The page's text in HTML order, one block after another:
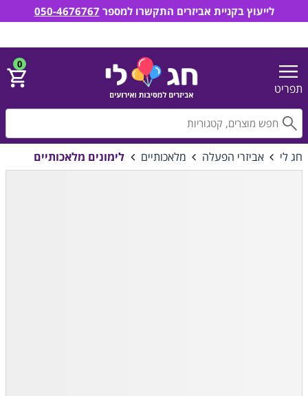
תפריט
0
חג לי אביזרי הפעלה מלאכותיים לימונים מלאכותיים
לייעוץ בקניית אביזרים התקשרו למספר 050-4676767